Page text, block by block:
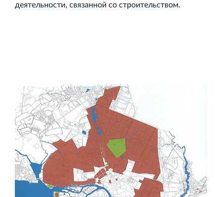
деятельности, связанной со строительством.